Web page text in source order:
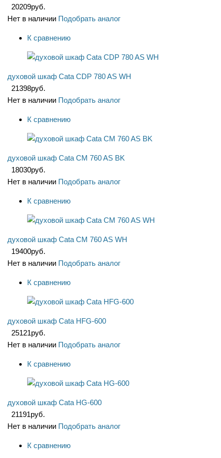
20209руб.
Нет в наличии Подобрать аналог
К сравнению
духовой шкаф Cata CDP 780 AS WH
21398руб.
Нет в наличии Подобрать аналог
К сравнению
духовой шкаф Cata CM 760 AS BK
18030руб.
Нет в наличии Подобрать аналог
К сравнению
духовой шкаф Cata CM 760 AS WH
19400руб.
Нет в наличии Подобрать аналог
К сравнению
духовой шкаф Cata HFG-600
25121руб.
Нет в наличии Подобрать аналог
К сравнению
духовой шкаф Cata HG-600
21191руб.
Нет в наличии Подобрать аналог
К сравнению